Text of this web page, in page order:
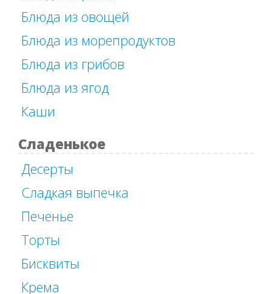
Блюда из овощей
Блюда из морепродуктов
Блюда из грибов
Блюда из ягод
Каши
Сладенькое
Десерты
Сладкая выпечка
Печенье
Торты
Бисквиты
Крема